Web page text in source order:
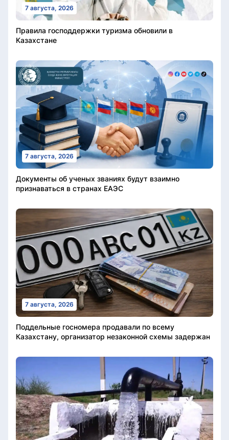
7 августа, 2026
Правила господдержки туризма обновили в
Казахстане
7 августа, 2026
Документы об ученых званиях будут взаимно
признаваться в странах ЕАЭС
7 августа, 2026
Поддельные госномера продавали по всему
Казахстану, организатор незаконной схемы задержан